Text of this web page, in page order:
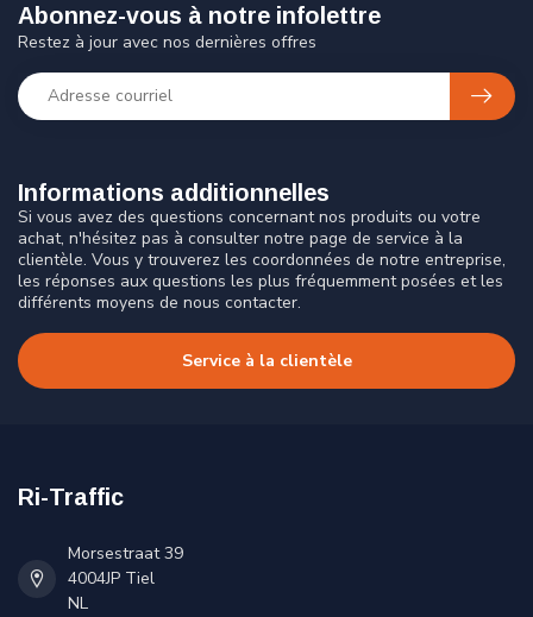
Informations additionnelles
Si vous avez des questions concernant nos produits ou votre
achat, n'hésitez pas à consulter notre page de service à la
clientèle. Vous y trouverez les coordonnées de notre entreprise,
les réponses aux questions les plus fréquemment posées et les
différents moyens de nous contacter.
Service à la clientèle
Abonnez-vous à notre infolettre
Restez à jour avec nos dernières offres
Ri-Traffic
Morsestraat 39
4004JP Tiel
NL